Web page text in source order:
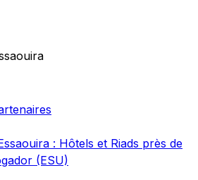
: Hôtels et Riads près de
(ESU)